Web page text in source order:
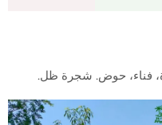
فناء، حوض. شجرة ظل.